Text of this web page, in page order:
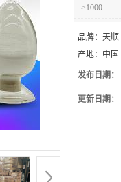
≥1000
品牌： 天顺
产地： 中国
发布日期：
更新日期：